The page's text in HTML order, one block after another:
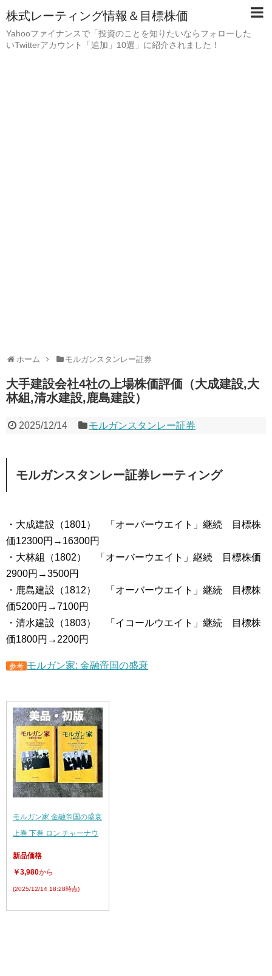
株式レーティング情報＆目標株価
Yahooファイナンスで「投資のことを知りたいならフォローした
いTwitterアカウント「追加」10選」に紹介されました！
ホーム モルガンスタンレー証券
大手建設会社4社の上場株価評価（大成建設,大
林組,清水建設,鹿島建設）
2025/12/14 モルガンスタンレー証券
モルガンスタンレー証券レーティング
・大成建設（1801） 「オーバーウエイト」継続 目標株
価12300円→16300円
・大林組（1802） 「オーバーウエイト」継続 目標株価
2900円→3500円
・鹿島建設（1812） 「オーバーウエイト」継続 目標株
価5200円→7100円
・清水建設（1803） 「イコールウエイト」継続 目標株
価1800円→2200円
参考 モルガン家: 金融帝国の盛衰
モルガン家 金融帝国の盛衰
上巻 下巻 ロン チャーナウ
新品価格
￥3,980から
(2025/12/14 18:28時点)